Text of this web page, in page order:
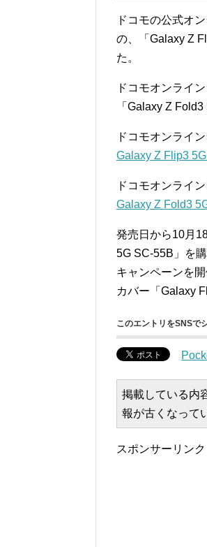
ドコモの公式オ
の、「Galaxy Z
た。
ドコモオンライ
「Galaxy Z
ドコモオンライ
Galaxy Z Flip3
ドコモオンライ
Galaxy Z Fold3
発売日から10月
5G SC-55B」を
キャンペーンを
カバー「Galaxy
このエントリをSNSで
掲載している内
報が古くなって
スポンサーリンク